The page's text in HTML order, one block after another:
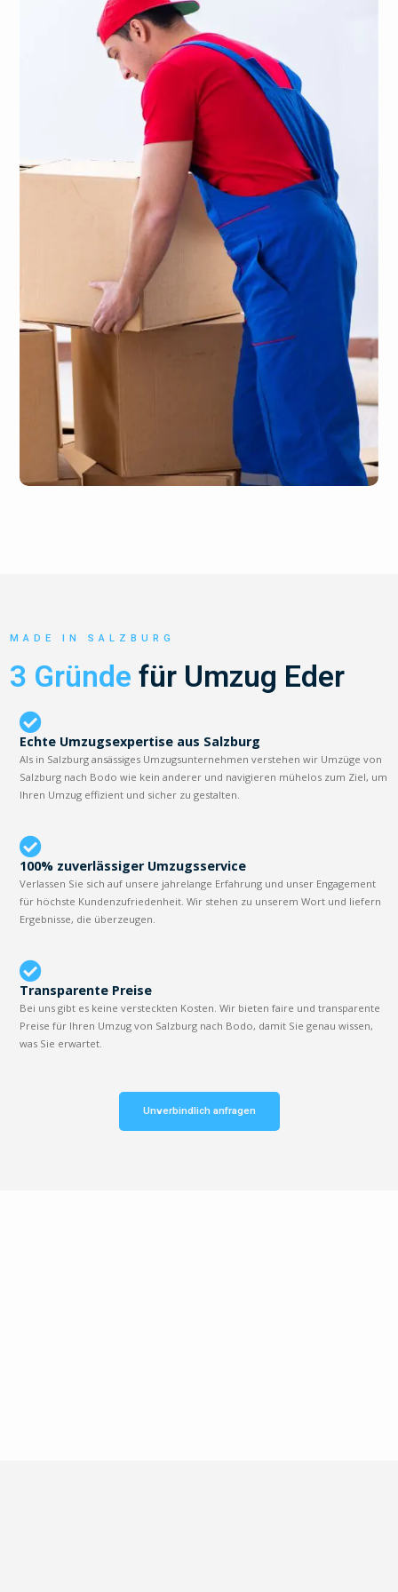
MADE IN SALZBURG
3 Gründe für Umzug Eder
Echte Umzugsexpertise aus Salzburg
Als in Salzburg ansässiges Umzugsunternehmen verstehen wir Umzüge von
Salzburg nach Bodo wie kein anderer und navigieren mühelos zum Ziel, um
Ihren Umzug effizient und sicher zu gestalten.
100% zuverlässiger Umzugsservice
Verlassen Sie sich auf unsere jahrelange Erfahrung und unser Engagement
für höchste Kundenzufriedenheit. Wir stehen zu unserem Wort und liefern
Ergebnisse, die überzeugen.
Transparente Preise
Bei uns gibt es keine versteckten Kosten. Wir bieten faire und transparente
Preise für Ihren Umzug von Salzburg nach Bodo, damit Sie genau wissen,
was Sie erwartet.
Unverbindlich anfragen